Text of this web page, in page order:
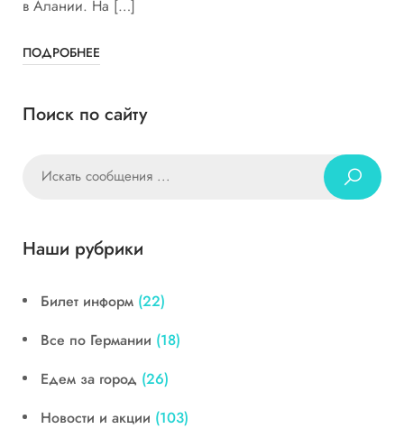
в Алании. На […]
ПОДРОБНЕЕ
Поиск по сайту
Наши рубрики
Билет информ (22)
Все по Германии (18)
Едем за город (26)
Новости и акции (103)